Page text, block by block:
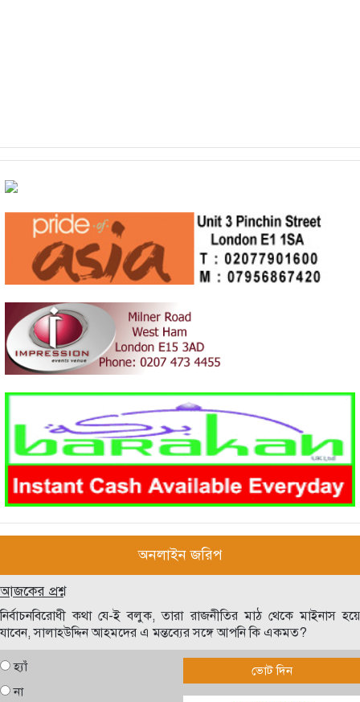
অনলাইন জরিপ
আজকের প্রশ্ন
নির্বাচনবিরোধী কথা যে-ই বলুক, তারা রাজনীতির মাঠ থেকে মাইনাস হয়ে
যাবেন, সালাহউদ্দিন আহমদের এ মন্তব্যের সঙ্গে আপনি কি একমত?
হ্যাঁ
না
ভোট দিন